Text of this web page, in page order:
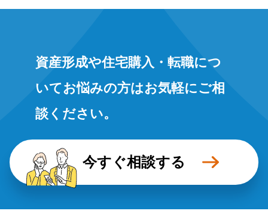
資産形成や住宅購入・転職につ
いてお悩みの方はお気軽にご相
談ください。
今すぐ相談する